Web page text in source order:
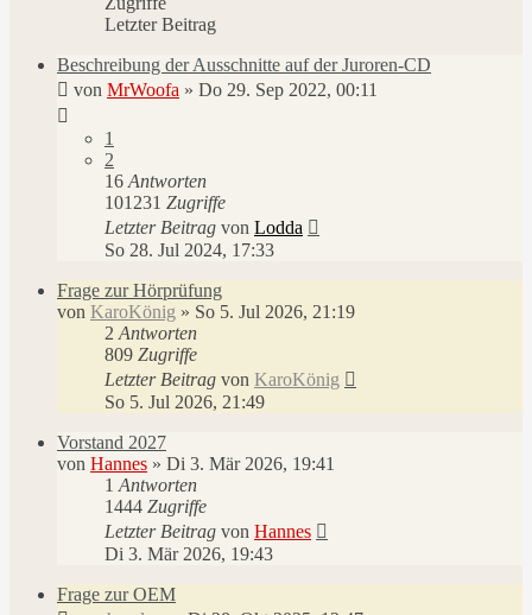
Letzter Beitrag
Beschreibung der Ausschnitte auf der Juroren-CD
von MrWoofa » Do 29. Sep 2022, 00:11
1
2
16 Antworten
101231 Zugriffe
Letzter Beitrag von Lodda
So 28. Jul 2024, 17:33
Frage zur Hörprüfung
von KaroKönig » So 5. Jul 2026, 21:19
2 Antworten
809 Zugriffe
Letzter Beitrag von KaroKönig
So 5. Jul 2026, 21:49
Vorstand 2027
von Hannes » Di 3. Mär 2026, 19:41
1 Antworten
1444 Zugriffe
Letzter Beitrag von Hannes
Di 3. Mär 2026, 19:43
Frage zur OEM